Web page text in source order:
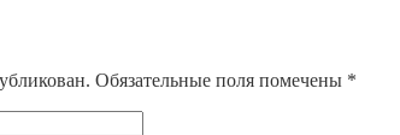
Обязательные поля помечены *